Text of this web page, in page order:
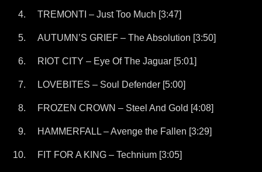
TREMONTI – Just Too Much [3:47]
AUTUMN’S GRIEF – The Absolution [3:50]
RIOT CITY – Eye Of The Jaguar [5:01]
LOVEBITES – Soul Defender [5:00]
FROZEN CROWN – Steel And Gold [4:08]
HAMMERFALL – Avenge the Fallen [3:29]
FIT FOR A KING – Technium [3:05]